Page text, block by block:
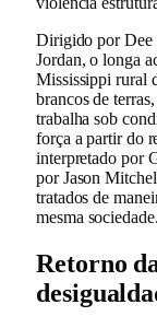
Dirigido por Dee
Jordan, o longa
Mississippi rural
brancos de
trabalha sob
força a partir do
interpretado por
por Jason
tratados de
mesma sociedade.
Retorno